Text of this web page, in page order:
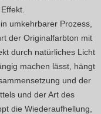
umkehrbarer Prozess,
der Originalfarbton mit
durch natürliches Licht
machen lässt, hängt
und der
und der Art des
die Wiederaufhellung,